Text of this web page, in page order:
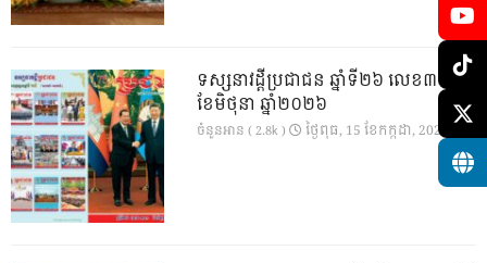
ទស្សនាវដ្ដីប្រជាជន ឆ្នាំទី២៦ លេខ៣០១
ខែមិថុនា ឆ្នាំ២០២៦
ចំនួនអាន ( 2.8k ) ថ្ងៃ​ពុធ, 15 ខែ​កក្កដា, 2026